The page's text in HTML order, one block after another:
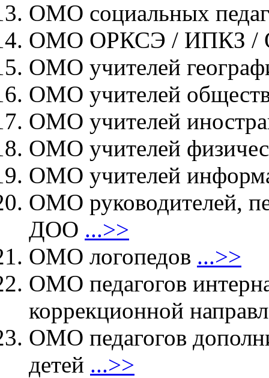
ОМО социальных
ОМО ОРКСЭ / ИПКЗ
ОМО учителей
ОМО учителей
ОМО учителей
ОМО учителей
ОМО учителей
ОМО руководителей,
ДОО ...>>
ОМО логопедов ...>>
ОМО педагогов
коррекционной
ОМО педагогов
детей ...>>